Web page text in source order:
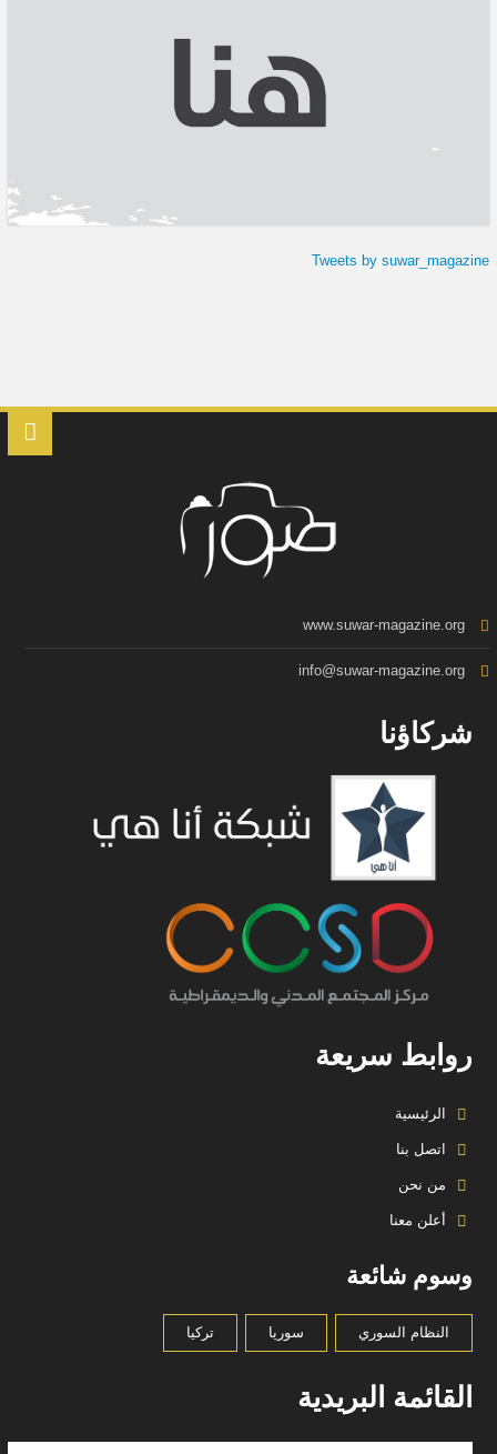
Tweets by suwar_magazine
www.suwar-magazine.org
info@suwar-magazine.org
شركاؤنا
روابط سريعة
الرئيسية
اتصل بنا
من نحن
أعلن معنا
وسوم شائعة
النظام السوري سوريا تركيا
القائمة البريدية